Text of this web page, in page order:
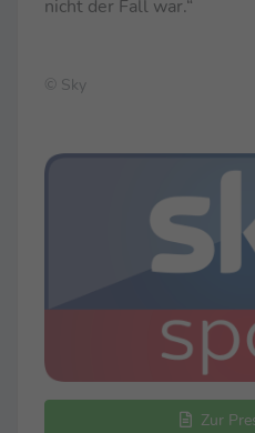
nicht der Fall war.“
© Sky
Zur